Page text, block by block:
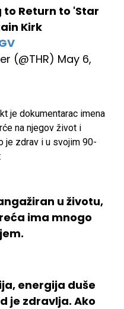
Return to 'Star
Kirk
(@THR) May 6,
je dokumentarac imena
na njegov život i
je zdrav i u svojim 90-
u životu,
ima mnogo
energija duše
je zdravlja. Ako